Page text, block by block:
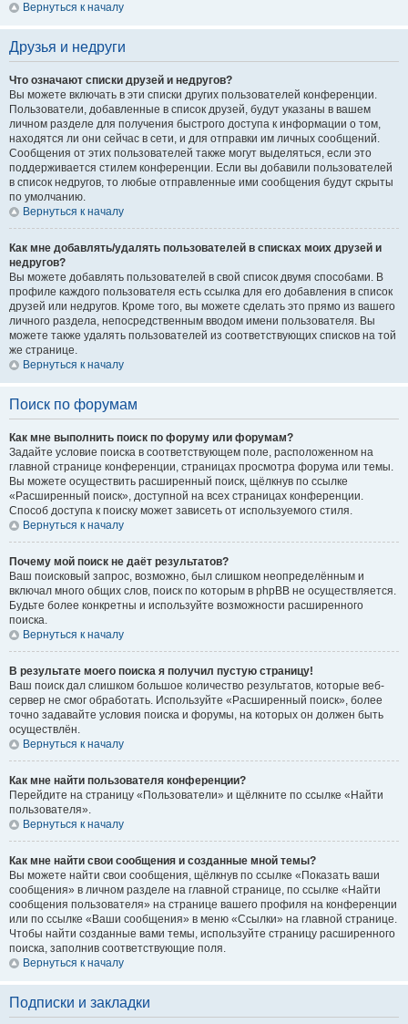
Вернуться к началу
Друзья и недруги
Что означают списки друзей и недругов?
Вы можете включать в эти списки других пользователей конференции.
Пользователи, добавленные в список друзей, будут указаны в вашем
личном разделе для получения быстрого доступа к информации о том,
находятся ли они сейчас в сети, и для отправки им личных сообщений.
Сообщения от этих пользователей также могут выделяться, если это
поддерживается стилем конференции. Если вы добавили пользователей
в список недругов, то любые отправленные ими сообщения будут скрыты
по умолчанию.
Вернуться к началу
Как мне добавлять/удалять пользователей в списках моих друзей и
недругов?
Вы можете добавлять пользователей в свой список двумя способами. В
профиле каждого пользователя есть ссылка для его добавления в список
друзей или недругов. Кроме того, вы можете сделать это прямо из вашего
личного раздела, непосредственным вводом имени пользователя. Вы
можете также удалять пользователей из соответствующих списков на той
же странице.
Вернуться к началу
Поиск по форумам
Как мне выполнить поиск по форуму или форумам?
Задайте условие поиска в соответствующем поле, расположенном на
главной странице конференции, страницах просмотра форума или темы.
Вы можете осуществить расширенный поиск, щёлкнув по ссылке
«Расширенный поиск», доступной на всех страницах конференции.
Способ доступа к поиску может зависеть от используемого стиля.
Вернуться к началу
Почему мой поиск не даёт результатов?
Ваш поисковый запрос, возможно, был слишком неопределённым и
включал много общих слов, поиск по которым в phpBB не осуществляется.
Будьте более конкретны и используйте возможности расширенного
поиска.
Вернуться к началу
В результате моего поиска я получил пустую страницу!
Ваш поиск дал слишком большое количество результатов, которые веб-
сервер не смог обработать. Используйте «Расширенный поиск», более
точно задавайте условия поиска и форумы, на которых он должен быть
осуществлён.
Вернуться к началу
Как мне найти пользователя конференции?
Перейдите на страницу «Пользователи» и щёлкните по ссылке «Найти
пользователя».
Вернуться к началу
Как мне найти свои сообщения и созданные мной темы?
Вы можете найти свои сообщения, щёлкнув по ссылке «Показать ваши
сообщения» в личном разделе на главной странице, по ссылке «Найти
сообщения пользователя» на странице вашего профиля на конференции
или по ссылке «Ваши сообщения» в меню «Ссылки» на главной странице.
Чтобы найти созданные вами темы, используйте страницу расширенного
поиска, заполнив соответствующие поля.
Вернуться к началу
Подписки и закладки